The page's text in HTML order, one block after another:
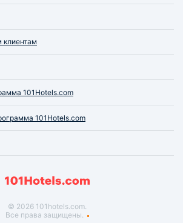
клиентам
101Hotels.com
101Hotels.com
© 2026 101hotels.com.
Все права защищены.